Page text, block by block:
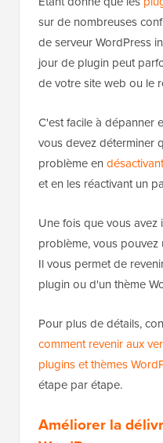
Lorsque vous avez
sur le bouton «
C'est tout. Vous avez
notifications par e-mail
Retour en arrière
WordPress en
sur de nombreuses
de serveur WordPress
jour de plugin peut
de votre site web ou le
C'est facile à dépanner
vous devez déterminer
problème en
et en les réactivant un
Une fois que vous avez